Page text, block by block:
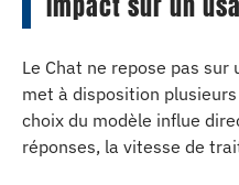
Le Chat ne repose pas
met à disposition
choix du modèle influe
réponses, la vitesse de